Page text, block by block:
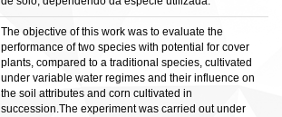
The objective of this work was to evaluate the
performance of two species with potential for cover
plants, compared to a traditional species, cultivated
under variable water regimes and their influence on
the soil attributes and corn cultivated in
succession.The experiment was carried out under